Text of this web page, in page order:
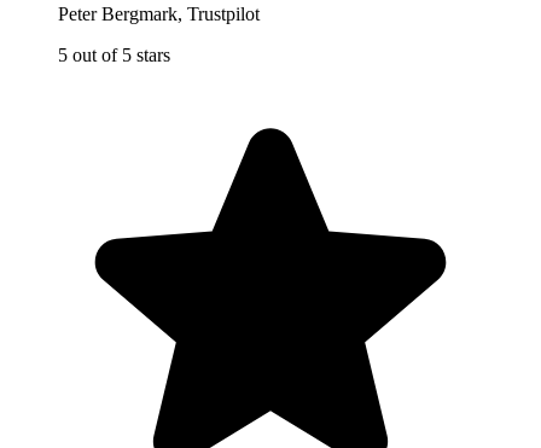
Peter Bergmark, Trustpilot
5 out of 5 stars